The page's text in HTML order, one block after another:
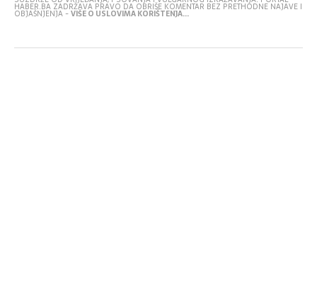
HABER.BA ZADRŽAVA PRAVO DA OBRIŠE KOMENTAR BEZ PRETHODNE NAJAVE I
OBJAŠNJENJA -VIŠE O USLOVIMA KORIŠTENJA...